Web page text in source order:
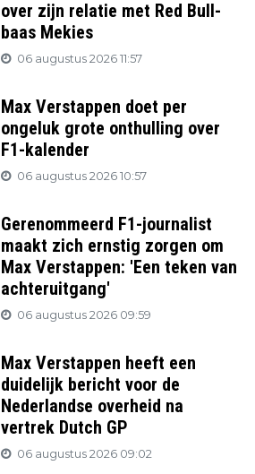
over zijn relatie met Red Bull-
baas Mekies
06 augustus 2026 11:57
Max Verstappen doet per
ongeluk grote onthulling over
F1-kalender
06 augustus 2026 10:57
Gerenommeerd F1-journalist
maakt zich ernstig zorgen om
Max Verstappen: 'Een teken van
achteruitgang'
06 augustus 2026 09:59
Max Verstappen heeft een
duidelijk bericht voor de
Nederlandse overheid na
vertrek Dutch GP
06 augustus 2026 09:02